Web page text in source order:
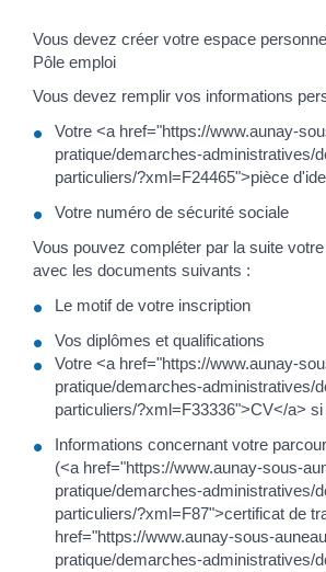
Vous devez créer votre espace
Pôle emploi
Vous devez remplir vos informations
Votre <a href="https://www.aunay-
pratique/demarches-administratives/
particuliers/?xml=F24465">pièce
Votre numéro de sécurité sociale
Vous pouvez compléter par la suite
avec les documents suivants :
Le motif de votre inscription
Vos diplômes et qualifications
Votre <a href="https://www.aunay-
pratique/demarches-administratives/
particuliers/?xml=F33336">CV</a>
Informations concernant votre
(<a href="https://www.aunay-sous-
pratique/demarches-administratives/
particuliers/?xml=F87">certificat de
href="https://www.aunay-sous-
pratique/demarches-administratives/